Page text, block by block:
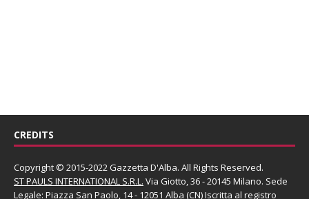
CREDITS
Copyright © 2015-2022 Gazzetta D'Alba. All Rights Reserved.
ST PAULS INTERNATIONAL S.R.L. Via Giotto, 36 - 20145 Milano. Sede
Legale: Piazza San Paolo, 14 - 12051 Alba (CN) Iscritta al registro